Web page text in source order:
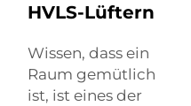
HVLS-Lüftern
Wissen, dass ein
Raum gemütlich
ist, ist eines der